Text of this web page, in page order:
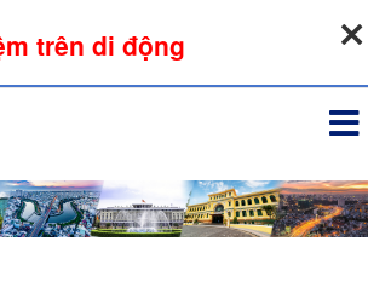
trên di động